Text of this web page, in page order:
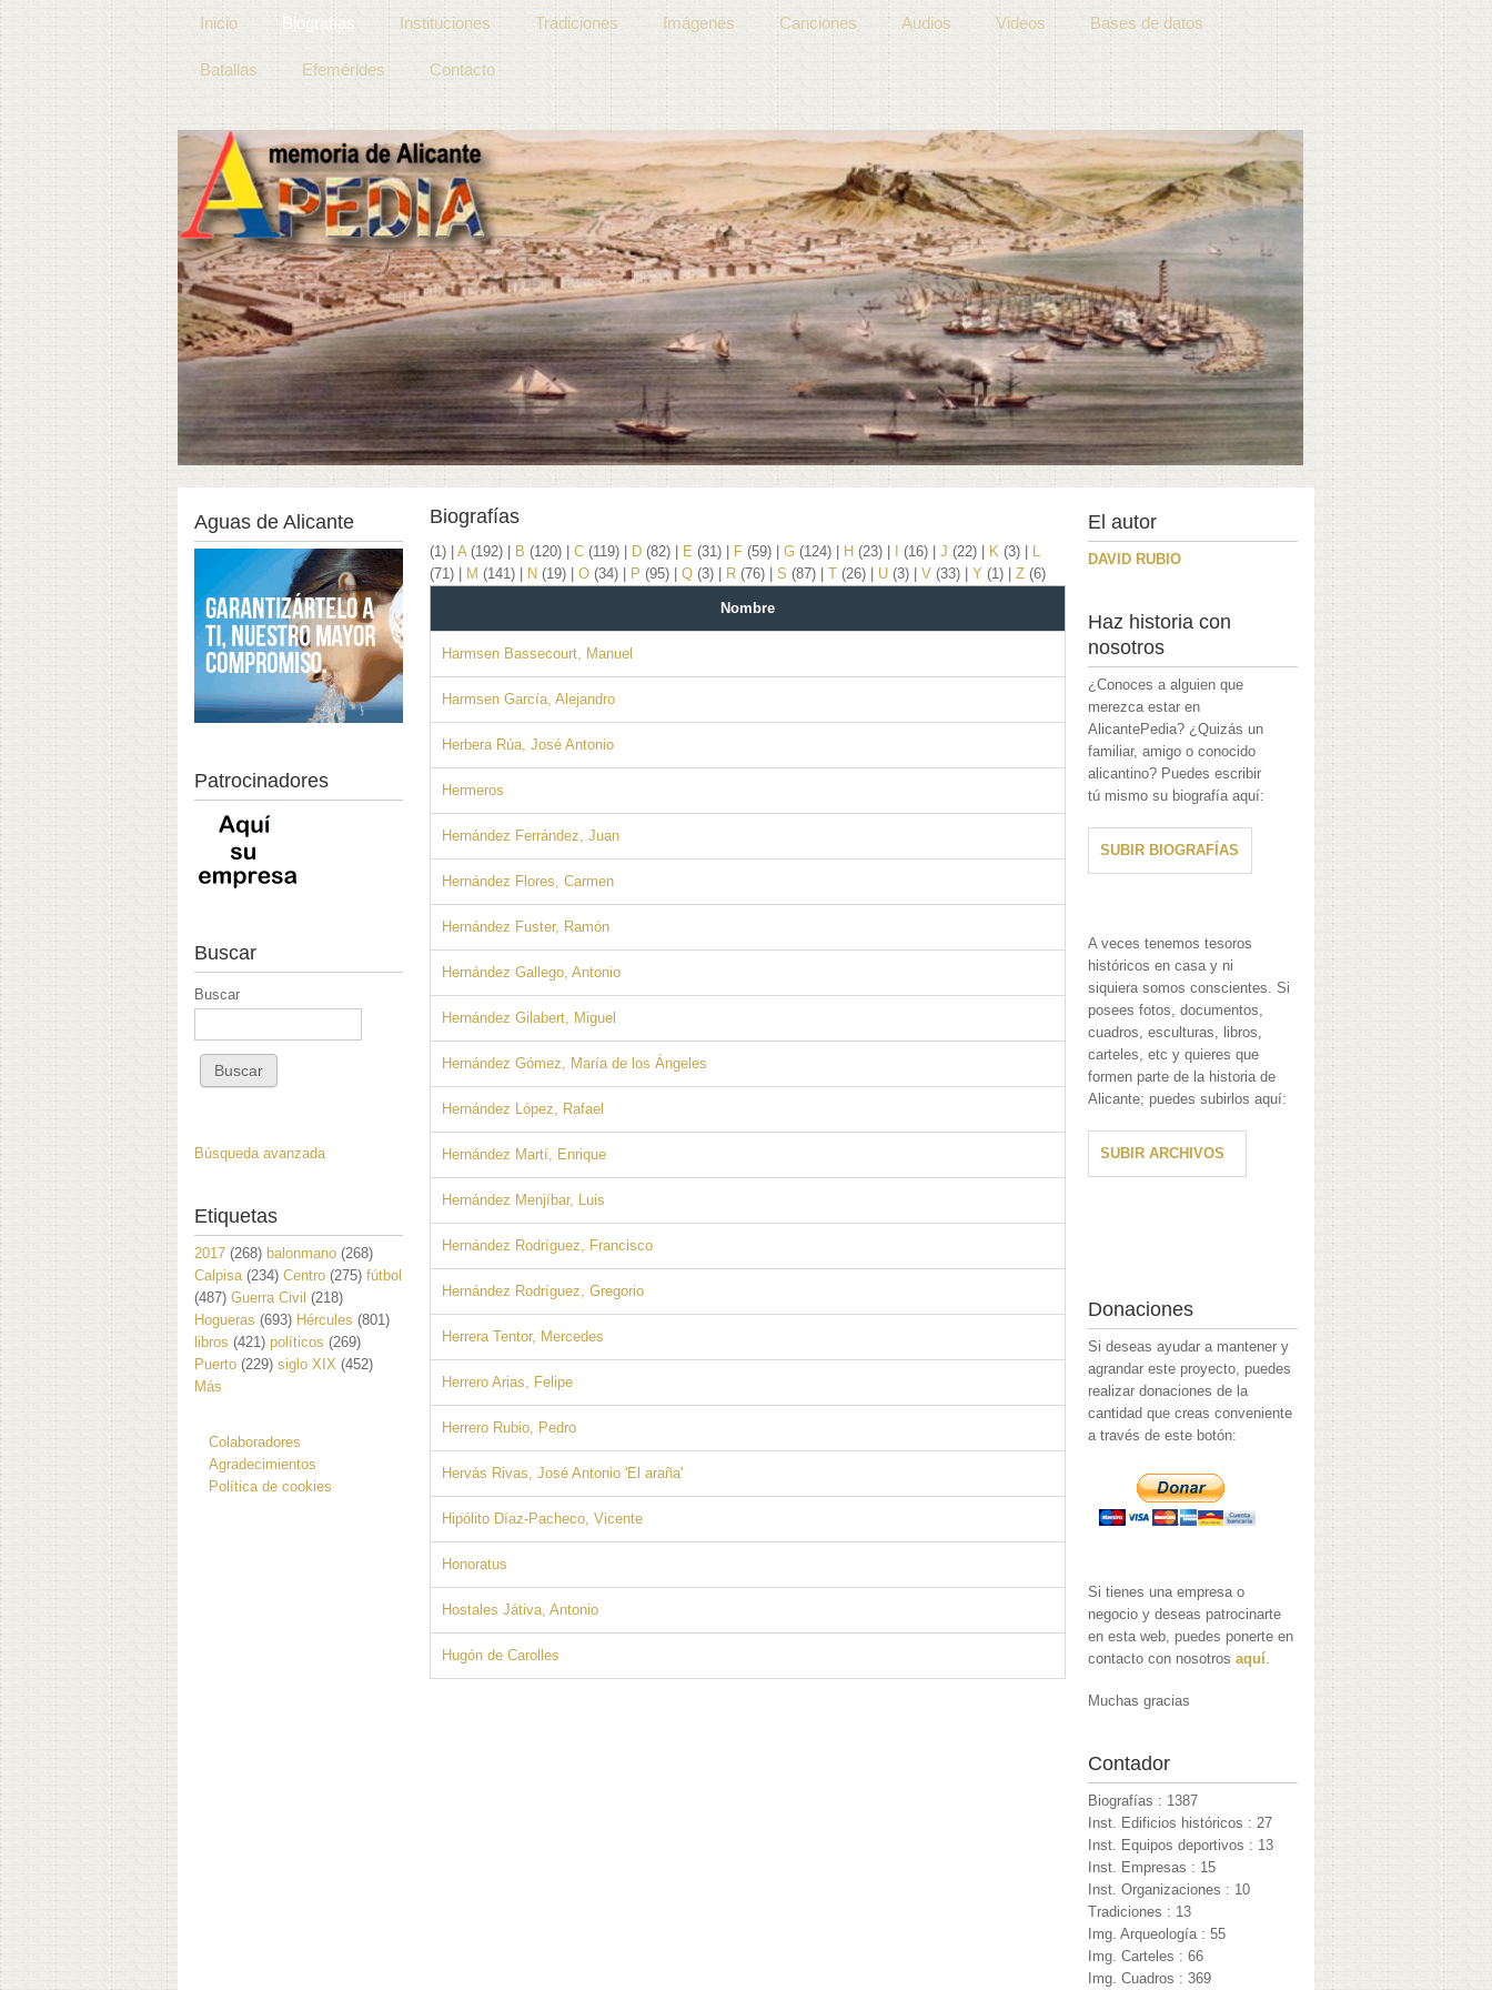
Inicio Biografías Instituciones Tradiciones Imágenes Canciones Audios Videos Bases de datos
Batallas Efemérides Contacto
Biografías
(1) |A(192) B (120) |C (119) D (82) E (31) F (59) |G (124) H (23) (16) |J (22) K (3)
L
(71)
M (141) N (19) |O (34) P (95) |Q (3) R (76) |S (87) |T (26) U (3) |V (33) |Y (1) |Z (6)
Nombre
Harmsen Bassecourt, Manuel
Harmsen García, Alejandro
Herbera Rúa, José Antonio
Hermeros
Hernández Ferrández, Juan
Hernández Flores, Carmen
Hernández Fuster, Ramón
Hernández Gallego, Antonio
Hernández Gilabert, Miguel
Hernández Gómez, María de los Ángeles
Hernández López, Rafael
Hernández Martí, Enrique
Hernández Menjíbar, Luis
Hernández Rodríguez, Francisco
Hernández Rodríguez, Gregorio
Herrera Tentor, Mercedes
Herrero Arias, Felipe
Herrero Rubio, Pedro
Hervás Rivas, José Antonio 'El araña'
Hipólito Díaz-Pacheco, Vicente
Honoratus
Hostales Játiva, Antonio
Hugón de Carolles
Aguas de Alicante
Patrocinadores
Buscar
Buscar
Búsqueda avanzada
Etiquetas
2017 (268) balonmano (268)
Calpisa (234) Centro (275) fútbol
(487) Guerra Civil (218)
Hogueras (693) Hércules (801)
libros (421) políticos (269)
Puerto (229) siglo XIX (452)
Más
Colaboradores
Agradecimientos
Política de cookies
El autor
DAVID RUBIO
Haz historia con
nosotros
¿Conoces a alguien que
merezca estar en
AlicantePedia? ¿Quizás un
familiar, amigo o conocido
alicantino? Puedes escribir
tú mismo su biografía aquí:
SUBIR BIOGRAFÍAS
A veces tenemos tesoros
históricos en casa y ni
siquiera somos conscientes. Si
posees fotos, documentos,
cuadros, esculturas, libros,
carteles, etc y quieres que
formen parte de la historia de
Alicante; puedes subirlos aquí:
SUBIR ARCHIVOS
Donaciones
Si deseas ayudar a mantener y
agrandar este proyecto, puedes
realizar donaciones de la
cantidad que creas conveniente
a través de este botón:
Si tienes una empresa o
negocio y deseas patrocinarte
en esta web, puedes ponerte en
contacto con nosotrosaquí.
Muchas gracias
Contador
Biografías : 1387
Inst. Edificios históricos : 27
Inst. Equipos deportivos : 13
Inst. Empresas : 15
Inst. Organizaciones : 10
Tradiciones : 13
Img. Arqueología : 55
Img. Carteles : 66
Img. Cuadros : 369